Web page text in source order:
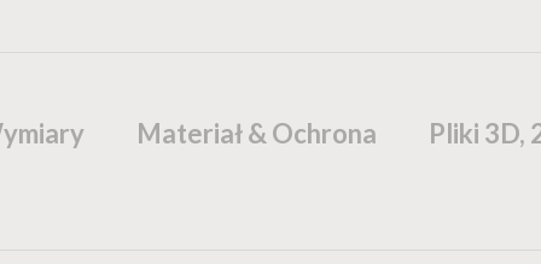
Materiał & Ochrona Pliki 3D,